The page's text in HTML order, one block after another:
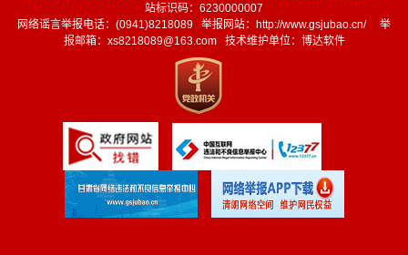
站标识码：6230000007
网络谣言举报电话：(0941)8218089 举报网站： http://www.gsjubao.cn/举
报邮箱：xs8218089@163.com 技术维护单位：博达软件